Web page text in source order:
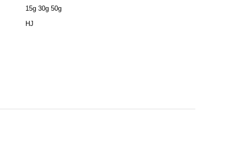
15g 30g 50g
HJ